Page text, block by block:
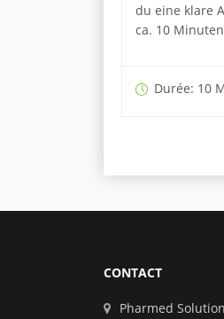
du eine klare
ca. 10
Durée: 10
CONTACT
Pharmed